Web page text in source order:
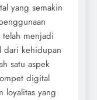
yang semakin
menjadi
dari kehidupan
satu aspek
digital
loyalitas yang